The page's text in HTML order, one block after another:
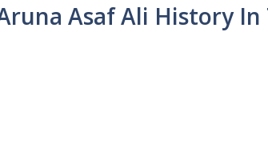
Asaf Ali History In